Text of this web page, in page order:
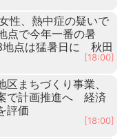
性、熱中症の疑いで
で今年一番の暑
点は猛暑日に 秋田
[18:00]
まちづくり事業、
で計画推進へ 経済
評価
[18:00]